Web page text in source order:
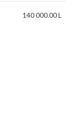
140 000.00 L